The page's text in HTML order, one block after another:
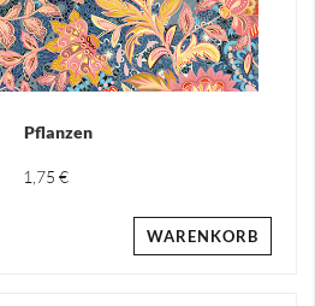
Pflanzen
1,75 €
WARENKORB